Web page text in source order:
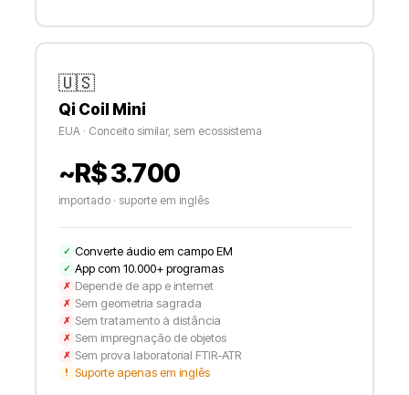
🇺🇸
Qi Coil Mini
EUA · Conceito similar, sem ecossistema
~R$ 3.700
importado · suporte em inglês
✓ Converte áudio em campo EM
✓ App com 10.000+ programas
✗ Depende de app e internet
✗ Sem geometria sagrada
✗ Sem tratamento à distância
✗ Sem impregnação de objetos
✗ Sem prova laboratorial FTIR-ATR
! Suporte apenas em inglês